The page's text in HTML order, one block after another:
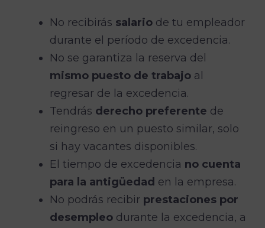
No recibirás salario de tu empleador
durante el período de excedencia.
No se garantiza la reserva del
mismo puesto de trabajo al
regresar de la excedencia.
Tendrás derecho preferente de
reingreso en un puesto similar, solo
si hay vacantes disponibles.
El tiempo de excedencia no cuenta
para la antigüedad en la empresa.
No podrás recibir prestaciones por
desempleo durante la excedencia, a